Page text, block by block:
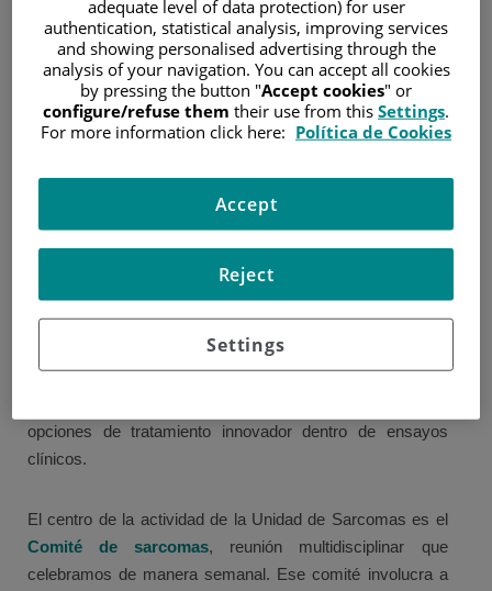
La Unidad de Sarcomas de la Fundación Jimenez Díaz y
su red de hospitales, es una unidadmultidisciplinar y
altamente especializadaque se encarga del diagnóstico,
tratamiento y seguimiento de pacientes con sarcomas de
El objetivo principal de nuestra Unidad es brindar a los
excelencia, acorde a las guías de práctica clínica
mediante un diagnóstico correcto y completo (incluyendo
las técnicas necesarias de diagnóstico molecular), el
tratamiento local más adecuado basado en las
recomendaciones internacionales y el tratamiento
opciones de tratamiento innovador dentro de ensayos
clínicos.
El centro de la actividad de la Unidad de Sarcomas es el
Comité de sarcomas, reunión multidisciplinar que
celebramos de manera semanal. Ese comité involucra a
adequate level of data protection) for user
authentication, statistical analysis, improving services
and showing personalised advertising through the
analysis of your navigation. You can accept all cookies
by pressing the button "Accept cookies" or
configure/refuse them their use from this Settings.
For more information click here: Política de Cookies
Settings
Reject
Accept